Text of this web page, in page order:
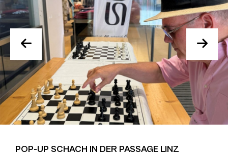
POP-UP SCHACH IN DER PASSAGE LINZ